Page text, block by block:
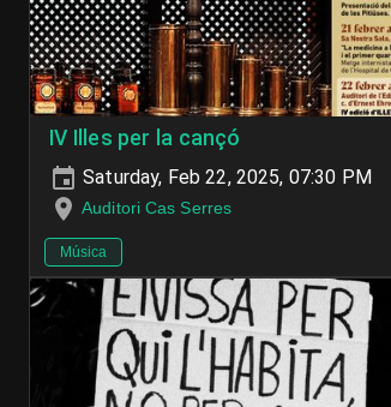
IV Illes per la cançó
Saturday, Feb 22, 2025, 07:30 PM
Auditori Cas Serres
Música